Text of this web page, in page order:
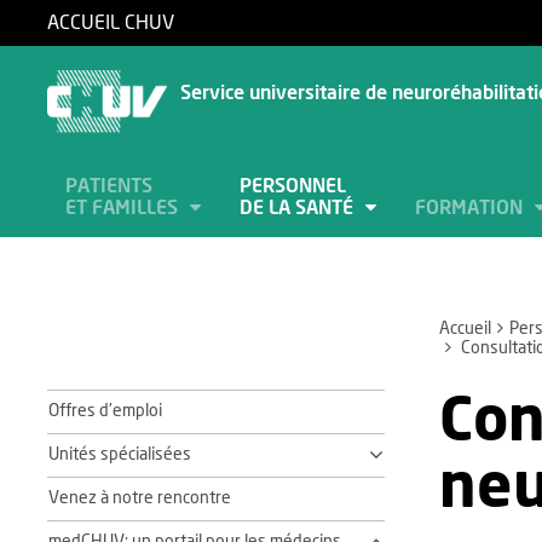
ACCUEIL CHUV
Service universitaire de
PATIENTS
ET FAMILLES
PERSONNEL
DE LA SANTÉ
FORMATION
Accueil
Offres d'emploi
Unités spécialisées
Venez à notre rencontre